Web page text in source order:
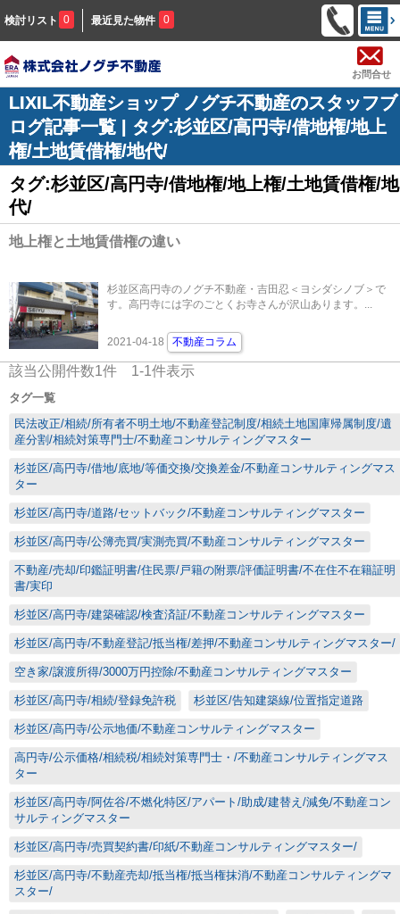
検討リスト 0 最近見た物件 0
お問合せ
LIXIL不動産ショップ ノグチ不動産のスタッフブ
ログ記事一覧 | タグ:杉並区/高円寺/借地権/地上
権/土地賃借権/地代/
タグ:杉並区/高円寺/借地権/地上権/土地賃借権/地
代/
地上権と土地賃借権の違い
杉並区高円寺のノグチ不動産・吉田忍＜ヨシダシノブ＞で
す。高円寺には字のごとくお寺さんが沢山あります。...
2021-04-18 不動産コラム
該当公開件数1件 1-1件表示
タグ一覧
民法改正/相続/所有者不明土地/不動産登記制度/相続土地国庫帰属制度/遺
産分割/相続対策専門士/不動産コンサルティングマスター
杉並区/高円寺/借地/底地/等価交換/交換差金/不動産コンサルティングマス
ター
杉並区/高円寺/道路/セットバック/不動産コンサルティングマスター
杉並区/高円寺/公簿売買/実測売買/不動産コンサルティングマスター
不動産/売却/印鑑証明書/住民票/戸籍の附票/評価証明書/不在住不在籍証明
書/実印
杉並区/高円寺/建築確認/検査済証/不動産コンサルティングマスター
杉並区/高円寺/不動産登記/抵当権/差押/不動産コンサルティングマスター/
空き家/譲渡所得/3000万円控除/不動産コンサルティングマスター
杉並区/高円寺/相続/登録免許税 杉並区/告知建築線/位置指定道路
杉並区/高円寺/公示地価/不動産コンサルティングマスター
高円寺/公示価格/相続税/相続対策専門士・/不動産コンサルティングマス
ター
杉並区/高円寺/阿佐谷/不燃化特区/アパート/助成/建替え/減免/不動産コン
サルティングマスター
杉並区/高円寺/売買契約書/印紙/不動産コンサルティングマスター/
杉並区/高円寺/不動産売却/抵当権/抵当権抹消/不動産コンサルティングマ
スター/